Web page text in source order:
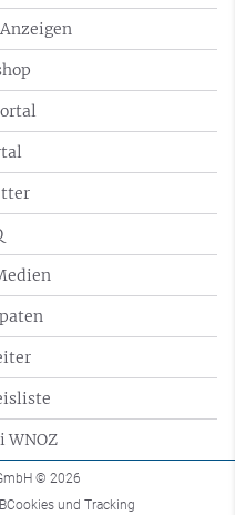
WNOZ
© 2026
Cookies und Tracking